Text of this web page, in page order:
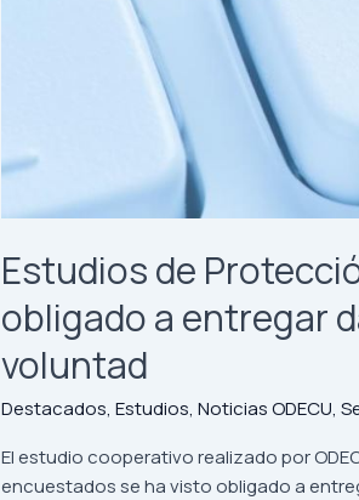
Estudios de
obligado a entregar
voluntad
Destacados, Estudios, Noticias ODECU,
El estudio cooperativo realizado por
encuestados se ha visto obligado a
contra
voluntad